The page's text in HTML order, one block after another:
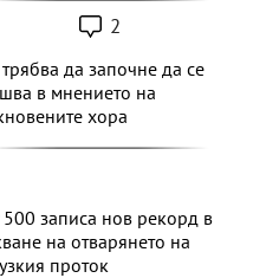
2
да започне да се
в мнението на
хора
500 записа нов рекорд в
на отварянето на
проток